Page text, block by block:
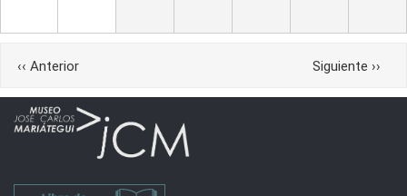
Paginación
‹‹ Anterior Siguiente ››